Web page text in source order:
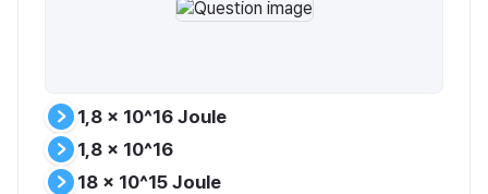
1,8 x 10^16 Joule
1,8 x 10^16
18 x 10^15 Joule